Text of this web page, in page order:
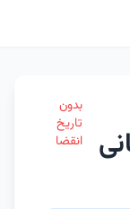
بدون
تاریخ
انقضا